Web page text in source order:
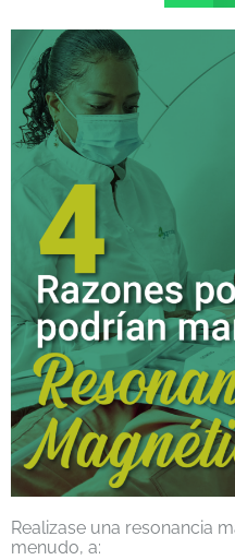
Realizase una resonancia
menudo, a: